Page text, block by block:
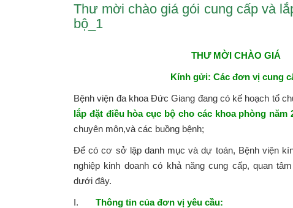
Thư mời chào giá gói cung cấp và
bộ_1
THƯ MỜICHÀO GIÁ
Kính gửi: Các đơn vị cung
Bệnh viện đa khoa Đức Giang đang có kế hoạch tổ
lắp đặt điều hòa cục bộ cho các khoa phòng năm
chuyên môn,và các buồng bệnh;
Để có cơ sở lập danh mục và dự toán, Bệnh viện
nghiệp kinh doanh có khả năng cung cấp, quan
dưới đây.
I. Thông tin của đơn vị yêu cầu: